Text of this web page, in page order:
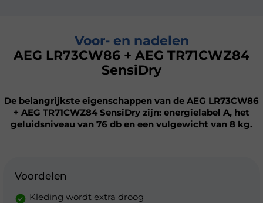
Voor- en nadelen
AEG LR73CW86 + AEG TR71CWZ84
SensiDry
De belangrijkste eigenschappen van de AEG LR73CW86
+ AEG TR71CWZ84 SensiDry zijn: energielabel A, het
geluidsniveau van 76 db en een vulgewicht van 8 kg.
Voordelen
Kleding wordt extra droog